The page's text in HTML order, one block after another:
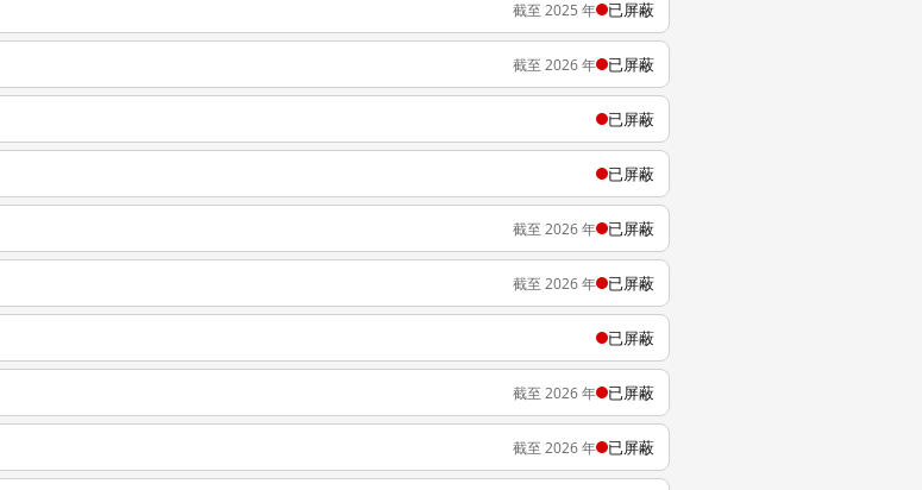
截至 2025 年 已屏蔽
截至 2026 年 已屏蔽
已屏蔽
已屏蔽
截至 2026 年 已屏蔽
截至 2026 年 已屏蔽
已屏蔽
截至 2026 年 已屏蔽
截至 2026 年 已屏蔽